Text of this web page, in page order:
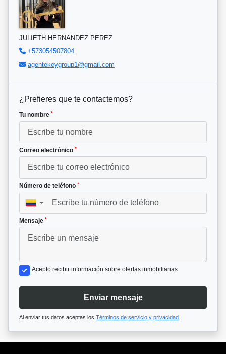
JULIETH HERNANDEZ PEREZ
+573054507804
agentekeygroup1@gmail.com
¿Prefieres que te contactemos?
Tu nombre *
Correo electrónico *
Número de teléfono *
▼
Mensaje *
Acepto recibir información sobre ofertas inmobiliarias
Enviar mensaje
Al enviar tus datos aceptas los Términos de servicio y privacidad